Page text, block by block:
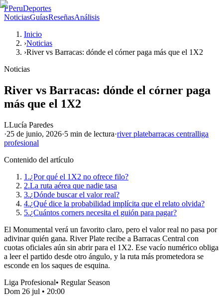
PPeruDeportes
NoticiasGuíasReseñasAnálisis
Inicio
›Noticias
›River vs Barracas: dónde el córner paga más que el 1X2
Noticias
River vs Barracas: dónde el córner paga
más que el 1X2
LLucía Paredes
·25 de junio, 2026·5 min de lectura·river platebarracas centralliga
profesional
Contenido del artículo
1.¿Por qué el 1X2 no ofrece filo?
2.La ruta aérea que nadie tasa
3.¿Dónde buscar el valor real?
4.¿Qué dice la probabilidad implícita que el relato olvida?
5.¿Cuántos corners necesita el guión para pagar?
El Monumental verá un favorito claro, pero el valor real no pasa por
adivinar quién gana. River Plate recibe a Barracas Central con
cuotas oficiales aún sin abrir para el 1X2. Ese vacío numérico obliga
a leer el partido desde otro ángulo, y la ruta más prometedora se
esconde en los saques de esquina.
Liga Profesional• Regular Season
Dom 26 jul • 20:00